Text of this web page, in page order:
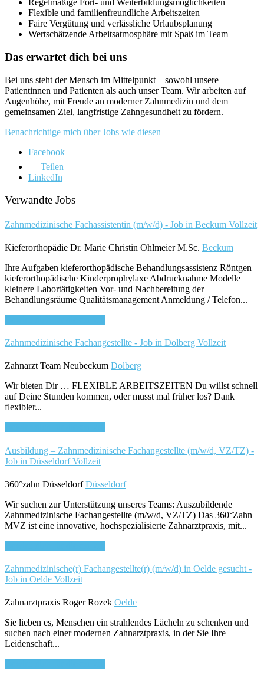
Regelmäßige Fort- und Weiterbildungsmöglichkeiten
Flexible und familienfreundliche Arbeitszeiten
Faire Vergütung und verlässliche Urlaubsplanung
Wertschätzende Arbeitsatmosphäre mit Spaß im Team
Das erwartet dich bei uns
Bei uns steht der Mensch im Mittelpunkt – sowohl unsere
Patientinnen und Patienten als auch unser Team. Wir arbeiten auf
Augenhöhe, mit Freude an moderner Zahnmedizin und dem
gemeinsamen Ziel, langfristige Zahngesundheit zu fördern.
Benachrichtige mich über Jobs wie diesen
Facebook
Teilen
LinkedIn
Verwandte Jobs
Zahnmedizinische Fachassistentin (m/w/d) - Job in Beckum Vollzeit
Kieferorthopädie Dr. Marie Christin Ohlmeier M.Sc. Beckum
Ihre Aufgaben kieferorthopädische Behandlungsassistenz Röntgen
kieferorthopädische Kinderprophylaxe Abdrucknahme Modelle
kleinere Labortätigkeiten Vor- und Nachbereitung der
Behandlungsräume Qualitätsmanagement Anmeldung / Telefon...
Zahnmedizinische Fachangestellte - Job in Dolberg Vollzeit
Zahnarzt Team Neubeckum Dolberg
Wir bieten Dir … FLEXIBLE ARBEITSZEITEN Du willst schnell
auf Deine Stunden kommen, oder musst mal früher los? Dank
flexibler...
Ausbildung – Zahnmedizinische Fachangestellte (m/w/d, VZ/TZ) -
Job in DüsseldorfVollzeit
360°zahn Düsseldorf Düsseldorf
Wir suchen zur Unterstützung unseres Teams: Auszubildende
Zahnmedizinische Fachangestellte (m/w/d, VZ/TZ) Das 360°Zahn
MVZ ist eine innovative, hochspezialisierte Zahnarztpraxis, mit...
Zahnmedizinische(r) Fachangestellte(r) (m/w/d) in Oelde gesucht -
Job in Oelde Vollzeit
Zahnarztpraxis Roger Rozek Oelde
Sie lieben es, Menschen ein strahlendes Lächeln zu schenken und
suchen nach einer modernen Zahnarztpraxis, in der Sie Ihre
Leidenschaft...